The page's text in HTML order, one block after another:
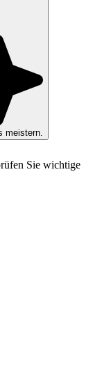
meistern.
Sie wichtige